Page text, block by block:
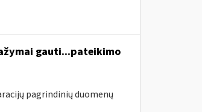
gauti...pateikimo
pagrindinių duomenų